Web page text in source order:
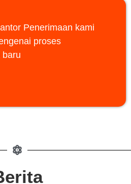
Penerimaan kami
proses
baru